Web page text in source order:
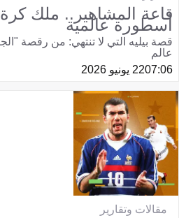
قاعة المشاهير.. ملك كرة
أسطورة عالمية
قصة بيليه التي لا تنتهي: من رقصة
عالم
07:0622 يونيو 2026
مقالات وتقارير